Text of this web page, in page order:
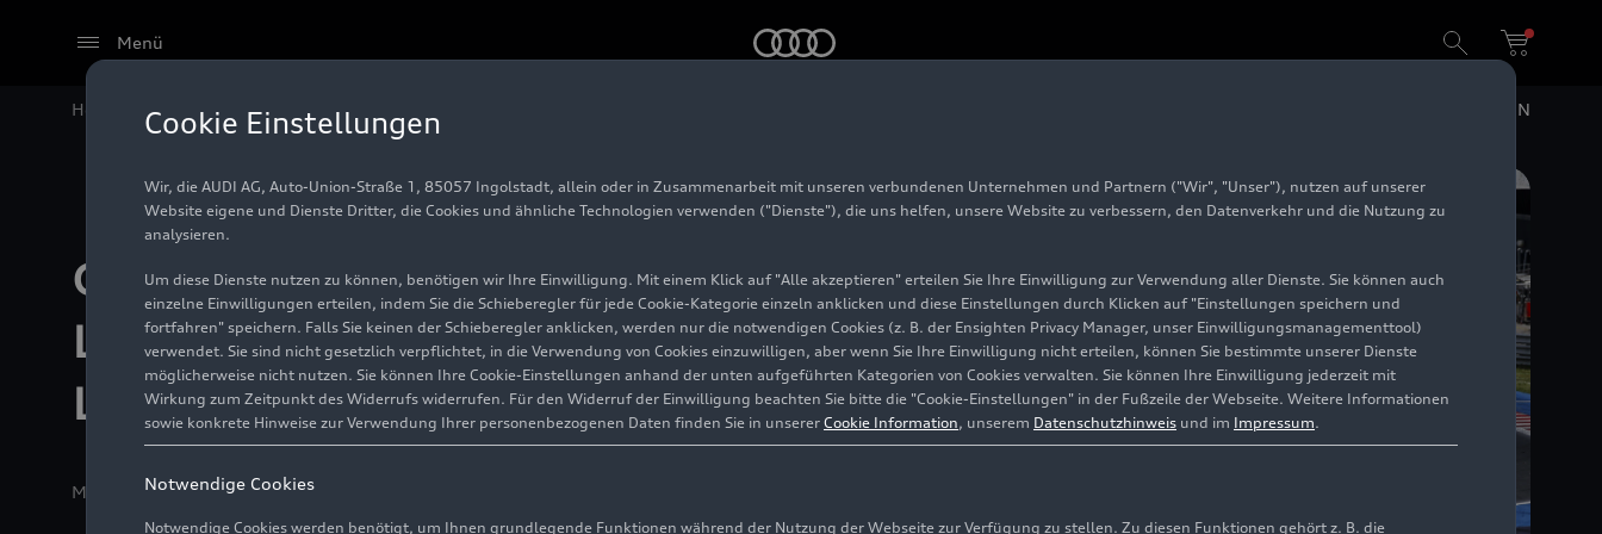
Menü
Home Gesamtsieg für Audi R8 LMS im italienischen Langstrecken-Sport EN
Gesamtsieg für Audi R8
LMS im italienischen
Langstrecken-Sport
Medieninformation 13.05.2025
Cookie Einstellungen
Wir, die AUDI AG, Auto-Union-Straße 1, 85057 Ingolstadt, allein oder in Zusammenarbeit mit unseren verbundenen Unternehmen und Partnern ("Wir", "Unser"), nutzen auf unserer
Website eigene und Dienste Dritter, die Cookies und ähnliche Technologien verwenden ("Dienste"), die uns helfen, unsere Website zu verbessern, den Datenverkehr und die Nutzung zu
analysieren.
Um diese Dienste nutzen zu können, benötigen wir Ihre Einwilligung. Mit einem Klick auf "Alle akzeptieren" erteilen Sie Ihre Einwilligung zur Verwendung aller Dienste. Sie können auch
einzelne Einwilligungen erteilen, indem Sie die Schieberegler für jede Cookie-Kategorie einzeln anklicken und diese Einstellungen durch Klicken auf "Einstellungen speichern und
fortfahren" speichern. Falls Sie keinen der Schieberegler anklicken, werden nur die notwendigen Cookies (z. B. der Ensighten Privacy Manager, unser Einwilligungsmanagementtool)
verwendet. Sie sind nicht gesetzlich verpflichtet, in die Verwendung von Cookies einzuwilligen, aber wenn Sie Ihre Einwilligung nicht erteilen, können Sie bestimmte unserer Dienste
möglicherweise nicht nutzen. Sie können Ihre Cookie-Einstellungen anhand der unten aufgeführten Kategorien von Cookies verwalten. Sie können Ihre Einwilligung jederzeit mit
Wirkung zum Zeitpunkt des Widerrufs widerrufen. Für den Widerruf der Einwilligung beachten Sie bitte die "Cookie-Einstellungen" in der Fußzeile der Webseite. Weitere Informationen
sowie konkrete Hinweise zur Verwendung Ihrer personenbezogenen Daten finden Sie in unserer Cookie Information, unserem Datenschutzhinweis und im Impressum.
Notwendige Cookies
Notwendige Cookies werden benötigt, um Ihnen grundlegende Funktionen während der Nutzung der Webseite zur Verfügung zu stellen. Zu diesen Funktionen gehört z. B. die